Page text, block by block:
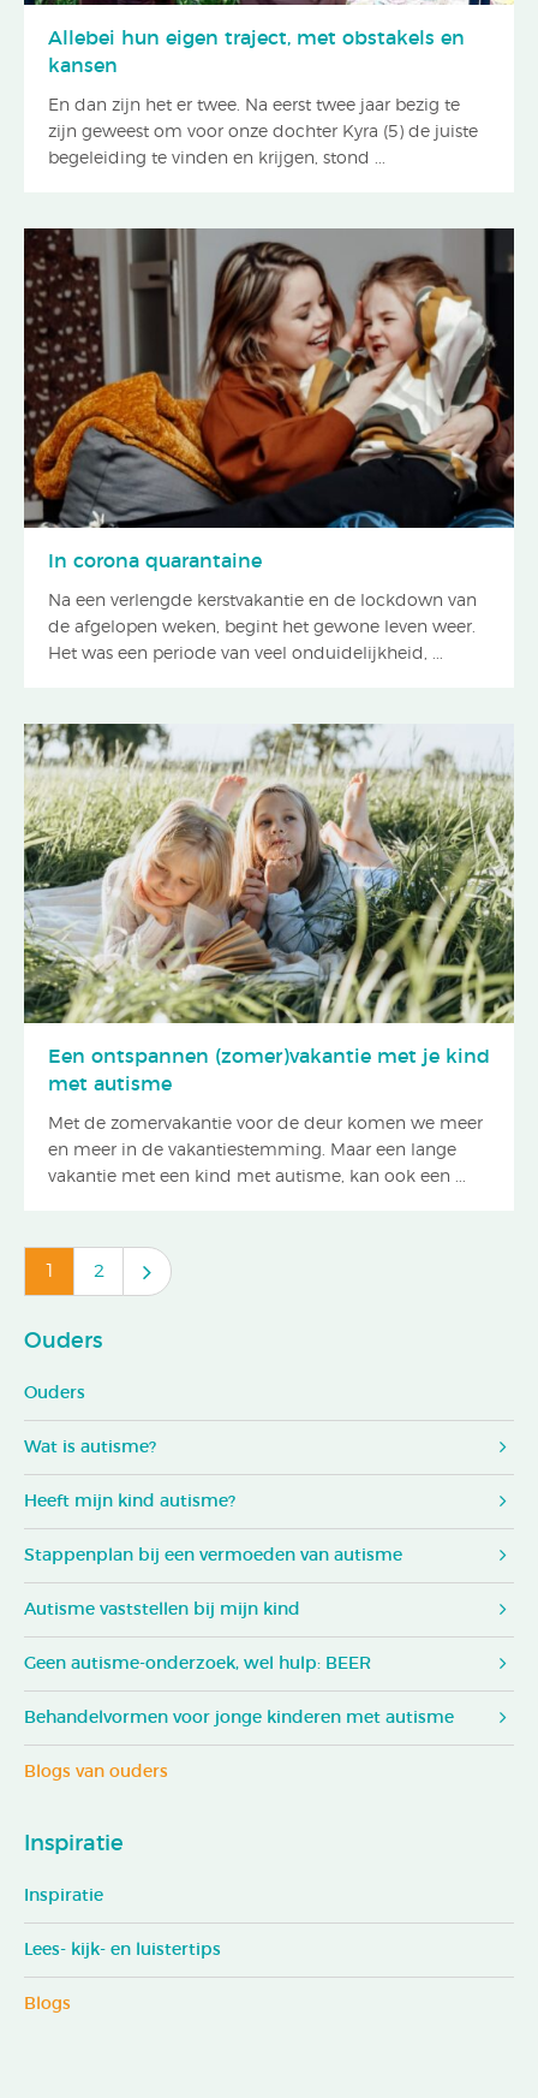
Allebei hun eigen traject, met obstakels en
kansen
En dan zijn het er twee. Na eerst twee jaar bezig te
zijn geweest om voor onze dochter Kyra (5) de juiste
begeleiding te vinden en krijgen, stond ...
In corona quarantaine
Na een verlengde kerstvakantie en de lockdown van
de afgelopen weken, begint het gewone leven weer.
Het was een periode van veel onduidelijkheid, ...
Een ontspannen (zomer)vakantie met je kind
met autisme
Met de zomervakantie voor de deur komen we meer
en meer in de vakantiestemming. Maar een lange
vakantie met een kind met autisme, kan ook een ...
2
Ouders
Ouders
Wat is autisme?
Heeft mijn kind autisme?
Stappenplan bij een vermoeden van autisme
Autisme vaststellen bij mijn kind
Geen autisme-onderzoek, wel hulp: BEER
Behandelvormen voor jonge kinderen met autisme
Blogs van ouders
Inspiratie
Inspiratie
Lees- kijk- en luistertips
Blogs